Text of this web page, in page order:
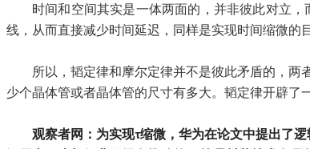
时间和空间其实是一体两面的，并非彼此对立
线，从而直接减少时间延迟，同样是实现时间缩微的
所以，韬定律和摩尔定律并不是彼此矛盾的，
少个晶体管或者晶体管的尺寸有多大。韬定律开辟了
观察者网：为实现τ缩微，华为在论文中提出了